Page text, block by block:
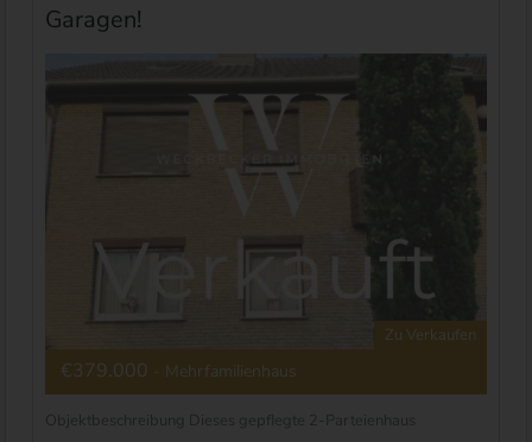
Garagen!
Zu Verkaufen
€379.000 - Mehrfamilienhaus